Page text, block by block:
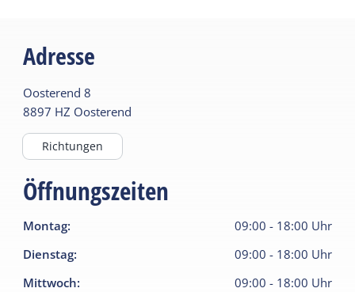
Adresse
Oosterend 8
8897 HZ Oosterend
Richtungen
Öffnungszeiten
Montag: 09:00 - 18:00 Uhr
Dienstag: 09:00 - 18:00 Uhr
Mittwoch: 09:00 - 18:00 Uhr